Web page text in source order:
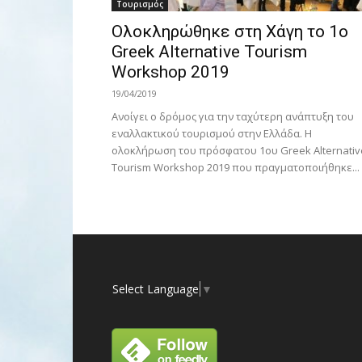
Τουρισμός
Ολοκληρώθηκε στη Χάγη το 1o
Greek Alternative Tourism
Workshop 2019
19/04/2019
Ανοίγει ο δρόμος για την ταχύτερη ανάπτυξη του
εναλλακτικού τουρισμού στην Ελλάδα. Η
ολοκλήρωση του πρόσφατου 1ου Greek
Tourism Workshop 2019 που πραγματοποιήθηκε...
Select Language ▼